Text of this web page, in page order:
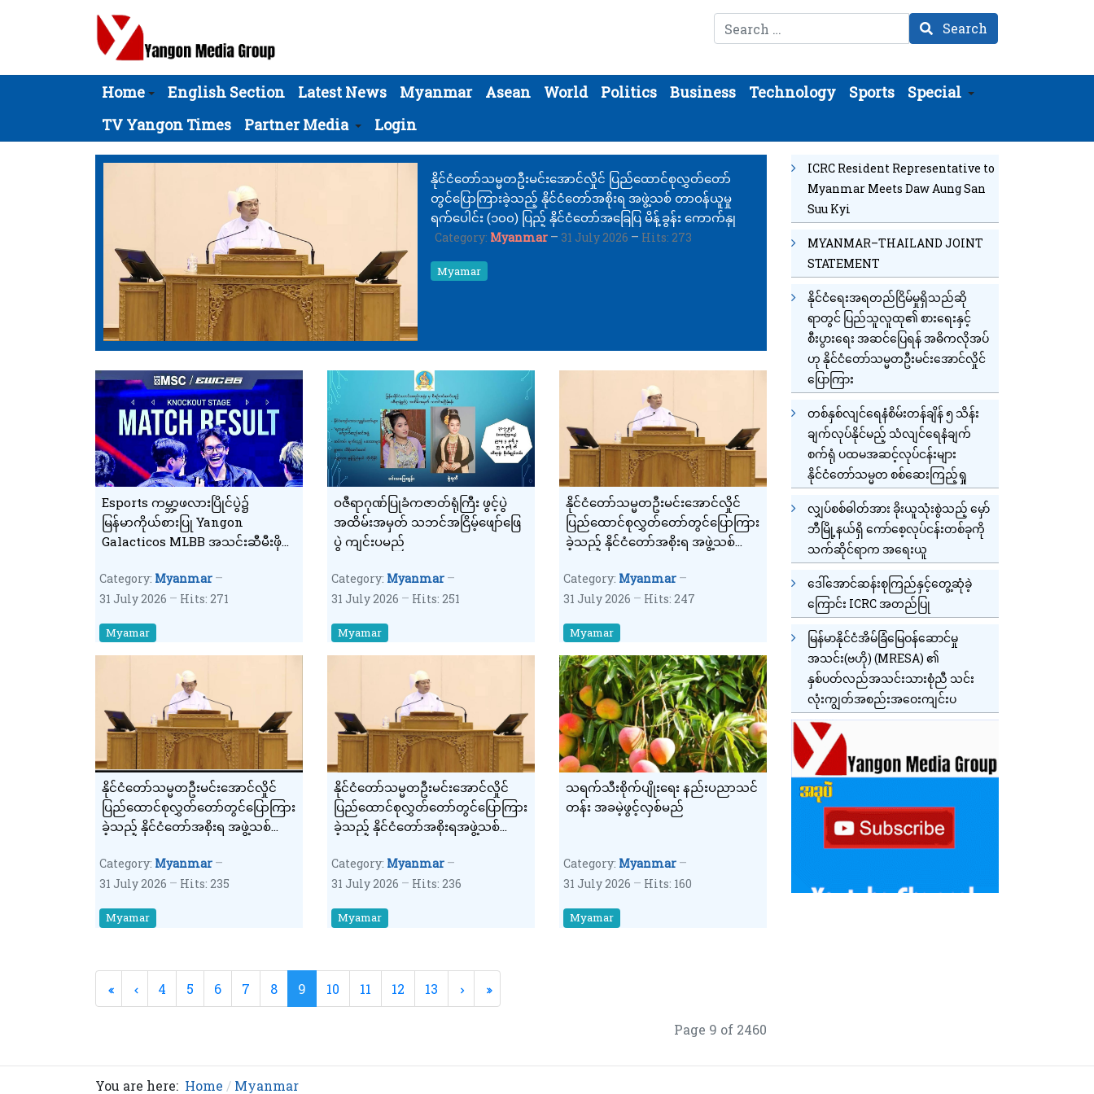
Search Search
Home English Section Latest News Myanmar Asean World Politics Business Technology Sports
Special
TV Yangon Times
Partner Media Login
နိုင်ငံတော်သမ္မတဦးမင်းအောင်လှိုင် ပြည်ထောင်စုလွှတ်တော်
တွင်ပြောကြားခဲ့သည့် နိုင်ငံတော်အစိုးရ အဖွဲ့သစ် တာဝန်ယူမှု
ရက်ပေါင်း (၁၀၀) ပြည့် နိုင်ငံတော်အခြေပြ မိန့်ခွန်း ကောက်နှုတ်
ချက်(၄)
Category: Myanmar 31 July 2026 Hits: 273
Myamar
Esports ကမ္ဘာ့ဖလားပြိုင်ပွဲ၌
မြန်မာကိုယ်စားပြု Yangon
Galacticos MLBB အသင်းဆီမီးဖိုင်
Category: Myanmar
31 July 2026
Hits: 271
Myamar
ဝဇီရာဂုဏ်ပြုခံကဇာတ်ရုံကြီး ဖွင့်ပွဲ
အထိမ်းအမှတ် သဘင်အငြိမ့်ဖျော်ဖြေ
ပွဲ ကျင်းပမည်
Category: Myanmar
31 July 2026
Hits: 251
Myamar
နိုင်ငံတော်သမ္မတဦးမင်းအောင်လှိုင်
ပြည်ထောင်စုလွှတ်တော်တွင်ပြောကြား
ခဲ့သည့် နိုင်ငံတော်အစိုးရ အဖွဲ့သစ်
နိုင်ငံတော်အခြေပြ မိန့်ခွန်း ကောက်
နှုတ်ချက်(၃)
Category: Myanmar
31 July 2026
Hits: 247
Myamar
နိုင်ငံတော်သမ္မတဦးမင်းအောင်လှိုင်
ပြည်ထောင်စုလွှတ်တော်တွင်ပြောကြား
ခဲ့သည့် နိုင်ငံတော်အစိုးရ အဖွဲ့သစ်
နိုင်ငံတော်အခြေပြ မိန့်ခွန်း ကောက်
နှုတ်ချက်(၂)
Category: Myanmar
31 July 2026
Hits: 235
Myamar
နိုင်ငံတော်သမ္မတဦးမင်းအောင်လှိုင်
ပြည်ထောင်စုလွှတ်တော်တွင်ပြောကြား
ခဲ့သည့် နိုင်ငံတော်အစိုးရအဖွဲ့သစ်
နိုင်ငံတော်အခြေပြ မိန့်ခွန်း ကောက်
နှုတ်ချက်(၁)
Category: Myanmar
31 July 2026
Hits: 236
Myamar
သရက်သီးစိုက်ပျိုးရေး နည်းပညာသင်
တန်း အခမဲ့ဖွင့်လှစ်မည်
Category: Myanmar
31 July 2026
Hits: 160
Myamar
4 5 6 7 8 9 10 11 12 13
Page 9 of 2460
ICRC Resident Representative to
Myanmar Meets Daw Aung San
Suu Kyi
MYANMAR–THAILAND JOINT
STATEMENT
နိုင်ငံရေးအရတည်ငြိမ်မှုရှိသည်ဆို
ရာတွင် ပြည်သူလူထု၏ စားရေးနှင့်
စီးပွားရေး အဆင်ပြေရန် အဓိကလိုအပ်
ဟု နိုင်ငံတော်သမ္မတဦးမင်းအောင်လှိုင်
ပြောကြား
တစ်နှစ်လျင်ရေနံစိမ်းတန်ချိန် ၅ သိန်း
ချက်လုပ်နိုင်မည့် သံလျင်ရေနံချက်
စက်ရုံ ပထမအဆင့်လုပ်ငန်းများ
နိုင်ငံတော်သမ္မတ စစ်ဆေးကြည့်ရှု
လျှပ်စစ်ဓါတ်အား ခိုးယူသုံးစွဲသည့် မှော်
ဘီမြို့နယ်ရှိ ကော်စေ့လုပ်ငန်းတစ်ခုကို
သက်ဆိုင်ရာက အရေးယူ
ဒေါ်အောင်ဆန်းစုကြည်နှင့်တွေ့ဆုံခဲ့
ကြောင်း ICRC အတည်ပြု
မြန်မာနိုင်ငံအိမ်ခြံမြေဝန်ဆောင်မှု
အသင်း(ဗဟို) (MRESA) ၏
နှစ်ပတ်လည်အသင်းသားစုံညီ သင်း
လုံးကျွတ်အစည်းအဝေးကျင်းပ
You are here: Home Myanmar